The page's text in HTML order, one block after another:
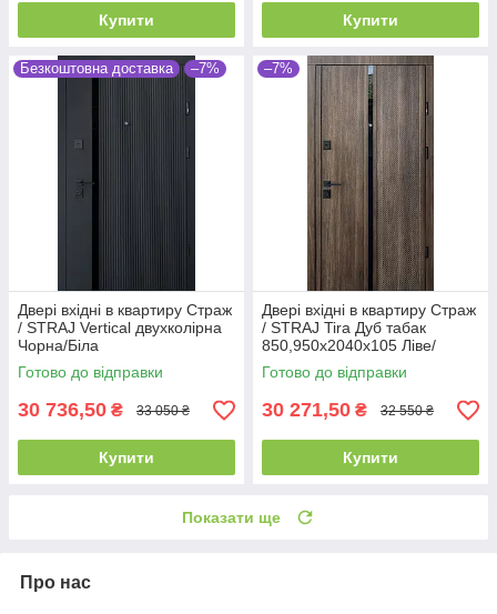
Купити Купити
Безкоштовна доставка –7%
Двері вхідні в квартиру Страж
/ STRAJ Vertical двухколірна
Чорна/Біла
850,950х2040х105 Ліве/
Праве
Готово до відправки
30 736,50 ₴ 33 050 ₴
Купити
–7%
Двері вхідні в квартиру Страж
/ STRAJ Tira Дуб табак
850,950х2040х105 Ліве/
Праве
Готово до відправки
30 271,50 ₴ 32 550 ₴
Купити
Показати ще
Про нас